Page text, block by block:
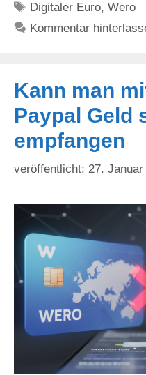
Schlagwörter
Digitaler Euro,Wero
Kommentar
Kann man
Paypal Geld
empfangen
27. Januar